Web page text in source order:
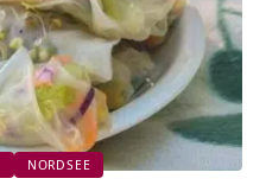
NORDSEE